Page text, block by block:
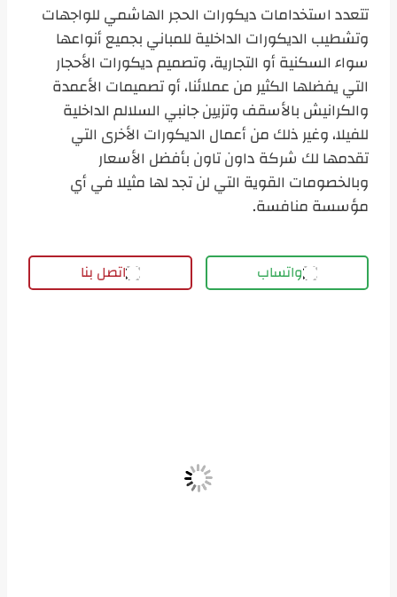
تتعدد استخدامات ديكورات الحجر الهاشمي للواجهات
وتشطيب الديكورات الداخلية للمباني بجميع أنواعها
سواء السكنية أو التجارية، وتصميم ديكورات الأحجار
التي يفضلها الكثير من عملائنا، أو تصميمات الأعمدة
والكرانيش بالأسقف وتزيين جانبي السلالم الداخلية
للفيلا، وغير ذلك من أعمال الديكورات الأخرى التي
تقدمها لك شركة داون تاون بأفضل الأسعار
وبالخصومات القوية التي لن تجد لها مثيلا في أي
مؤسسة منافسة.
واتساب اتصل بنا